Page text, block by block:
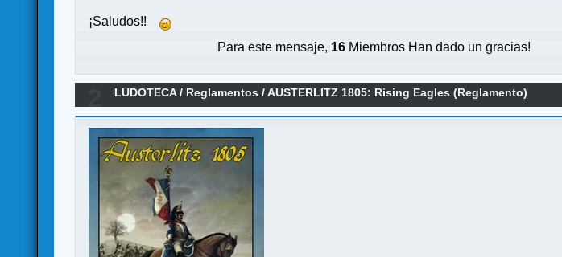
¡Saludos!!
Para este mensaje, 16 Miembros Han dado un gracias!
LUDOTECA/ Reglamentos /AUSTERLITZ 1805: Rising Eagles (Reglamento)